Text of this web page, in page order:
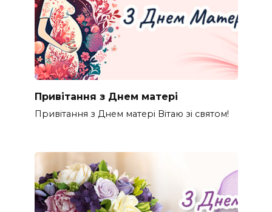
Привітання з Днем матері
Привітання з Днем матері Вітаю зі святом!